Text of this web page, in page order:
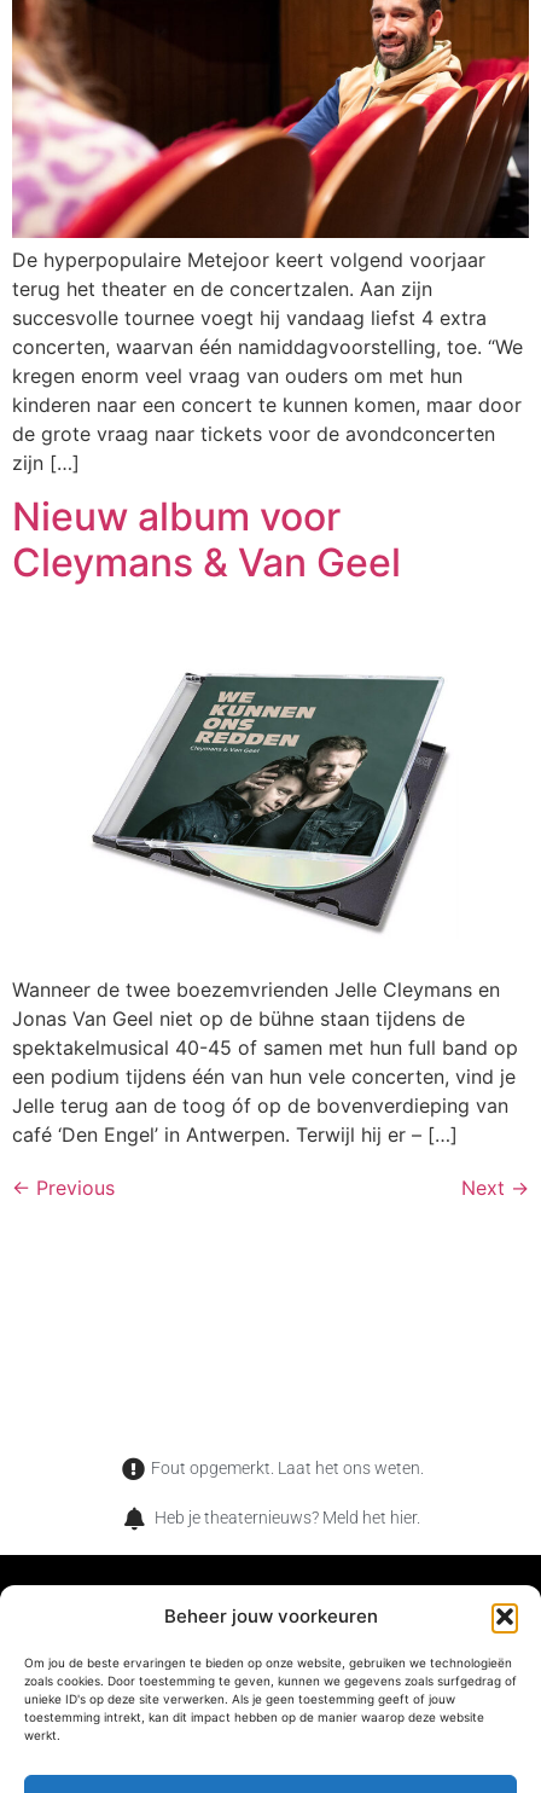
Beheer jouw voorkeuren
Om jou de beste ervaringen te bieden op onze website, gebruiken we technologieën
zoals cookies. Door toestemming te geven, kunnen we gegevens zoals surfgedrag of
unieke ID's op deze site verwerken. Als je geen toestemming geeft of jouw
toestemming intrekt, kan dit impact hebben op de manier waarop deze website
werkt.
De hyperpopulaire Metejoor keert volgend voorjaar
terug het theater en de concertzalen. Aan zijn
succesvolle tournee voegt hij vandaag liefst 4 extra
concerten, waarvan één namiddagvoorstelling, toe. “We
kregen enorm veel vraag van ouders om met hun
kinderen naar een concert te kunnen komen, maar door
de grote vraag naar tickets voor de avondconcerten
zijn […]
Nieuw album voor
Cleymans & Van Geel
Wanneer de twee boezemvrienden Jelle Cleymans en
Jonas Van Geel niet op de bühne staan tijdens de
spektakelmusical 40-45 of samen met hun full band op
een podium tijdens één van hun vele concerten, vind je
Jelle terug aan de toog óf op de bovenverdieping van
café ‘Den Engel’ in Antwerpen. Terwijl hij er – […]
← Previous Next →
Fout opgemerkt. Laat het ons weten.
Heb je theaternieuws? Meld het hier.
TheaterMag is het magazine voor de verwonderde
theaterliefhebber. Wat jij en onze lezers met elkaar gemeen
hebben, is dat jullie net als ons houden van de magische